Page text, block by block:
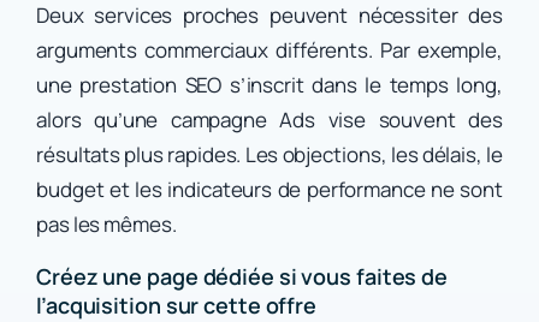
Deux services proches peuvent nécessiter des
arguments commerciaux différents. Par exemple,
une prestation SEO s’inscrit dans le temps long,
alors qu’une campagne Ads vise souvent des
résultats plus rapides. Les objections, les délais, le
budget et les indicateurs de performance ne sont
pas les mêmes.
Créez une page dédiée si vous faites de
l’acquisition sur cette offre